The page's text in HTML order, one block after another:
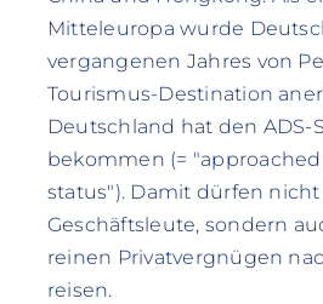
Mitteleuropa wurde
vergangenen Jahres von
Tourismus-Destination
Deutschland hat den ADS-
bekommen (=
status"). Damit dürfen
Geschäftsleute, sondern
reinen Privatvergnügen
reisen.